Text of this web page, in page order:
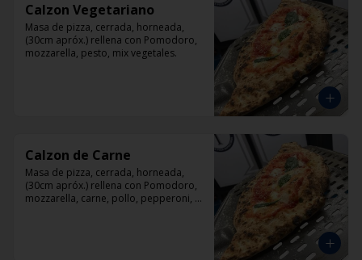
Calzon Vegetariano
Masa de pizza, cerrada, horneada,
(30cm apróx.) rellena con Pomodoro,
mozzarella, pesto, mix vegetales.
Calzon de Carne
Masa de pizza, cerrada, horneada,
(30cm apróx.) rellena con Pomodoro,
mozzarella, carne, pollo, pepperoni,